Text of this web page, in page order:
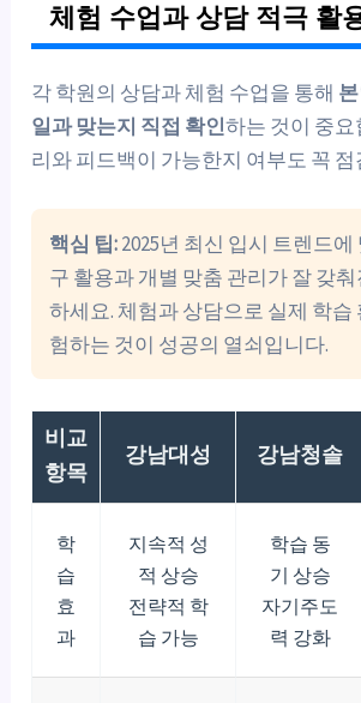
체험 수업과 상담 적극 활
각 학원의 상담과 체험 수업을 통해
일과 맞는지 직접 확인하는 것이 중
리와 피드백이 가능한지 여부도 꼭 점
핵심 팁:2025년 최신 입시 트렌드에
구 활용과 개별 맞춤 관리가 잘 갖
하세요. 체험과 상담으로 실제 학습
험하는 것이 성공의 열쇠입니다.
비교
항목
강남대성 강남청솔
학
습
효
과
지속적 성
적 상승
전략적 학
습 가능
학습 동
기 상승
자기주도
력 강화